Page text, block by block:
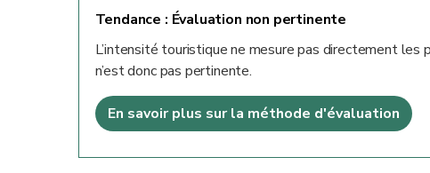
Tendance : Évaluation non pertinente
L’intensité touristique ne mesure pas directement les
n’est donc pas pertinente.
En savoir plus sur la méthode d'évaluation